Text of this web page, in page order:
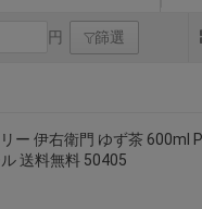
円 篩選
ー 伊右衛門 ゆず茶 600ml
送料無料 50405